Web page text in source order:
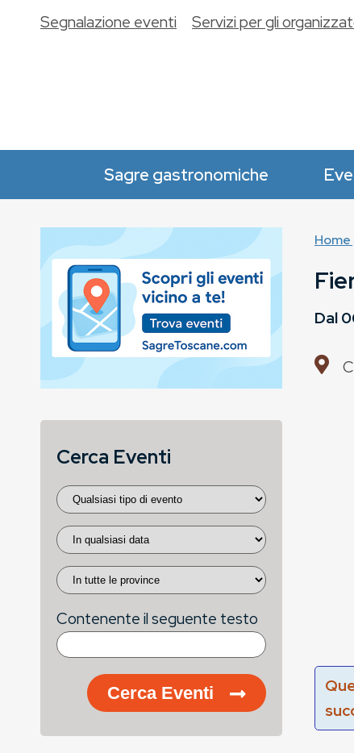
Sagre gastronomiche
Segnalazione eventi Servizi per gli
Dal
Cerca Eventi
Contenente il seguente testo
Cerca Eventi